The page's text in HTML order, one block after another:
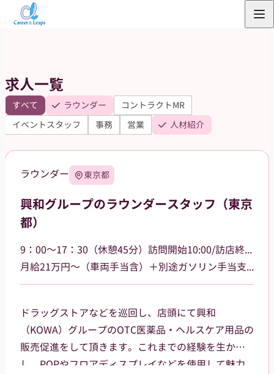
キ
ッ
プ
求人一覧
すべて ラウンダー
コントラクトMR
イベントスタッフ
事務 営業 人材紹介
ラウンダー 東京都
興和グループのラウンダースタッフ（東京
都）
9：00～17：30（休憩45分）訪問開始10:00/訪店終了17:00
月給21万円～（車両手当含）＋別途ガソリン手当支給 その他手当あり
ドラッグストアなどを巡回し、店頭にて興和
（KOWA）グループのOTC医薬品・ヘルスケア用品の
販売促進をして頂きます。これまでの経験を生か
し、POPやフロアディスプレイなどを使用して魅力